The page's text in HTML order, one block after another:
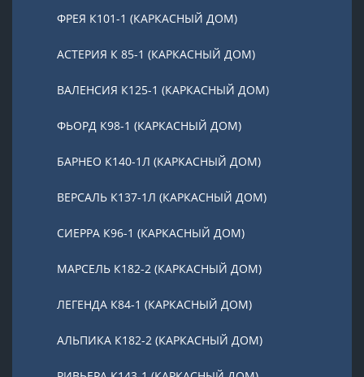
ФРЕЯ К101-1 (КАРКАСНЫЙ ДОМ)
АСТЕРИЯ К 85-1 (КАРКАСНЫЙ ДОМ)
ВАЛЕНСИЯ К125-1 (КАРКАСНЫЙ ДОМ)
ФЬОРД К98-1 (КАРКАСНЫЙ ДОМ)
БАРНЕО К140-1Л (КАРКАСНЫЙ ДОМ)
ВЕРСАЛЬ К137-1Л (КАРКАСНЫЙ ДОМ)
СИЕРРА К96-1 (КАРКАСНЫЙ ДОМ)
МАРСЕЛЬ К182-2 (КАРКАСНЫЙ ДОМ)
ЛЕГЕНДА К84-1 (КАРКАСНЫЙ ДОМ)
АЛЬПИКА К182-2 (КАРКАСНЫЙ ДОМ)